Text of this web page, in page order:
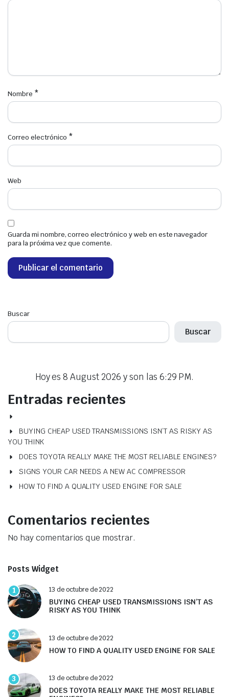
Nombre *
Correo electrónico *
Web
Guarda mi nombre, correo electrónico y web en este navegador
para la próxima vez que comente.
Buscar
Buscar
Hoy es 8 August 2026 y son las 6:29 PM.
Entradas recientes
BUYING CHEAP USED TRANSMISSIONS ISN’T AS RISKY AS
YOU THINK
DOES TOYOTA REALLY MAKE THE MOST RELIABLE ENGINES?
SIGNS YOUR CAR NEEDS A NEW AC COMPRESSOR
HOW TO FIND A QUALITY USED ENGINE FOR SALE
Comentarios recientes
No hay comentarios que mostrar.
Posts Widget
1 13 de octubre de 2022
BUYING CHEAP USED TRANSMISSIONS ISN’T AS
RISKY AS YOU THINK
2 13 de octubre de 2022
HOW TO FIND A QUALITY USED ENGINE FOR SALE
3 13 de octubre de 2022
DOES TOYOTA REALLY MAKE THE MOST RELIABLE